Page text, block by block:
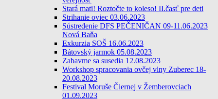
Stará mati! Roztočte to koleso! II.časť pre deti
Strihanie oviec 03.06.2023
Sústredenie DFS PEČENIČAN 09-11.06.2023
Nová Baňa
Exkurzia SOŠ 16.06.2023
Bátovský jarmok 05.08.2023
Zabavme sa susedia 12.08.2023
Workshop spracovania ovčej vlny Zuberec 18-
20.08.2023
Festival Moruše Čiernej v Žemberovciach
01.09.2023